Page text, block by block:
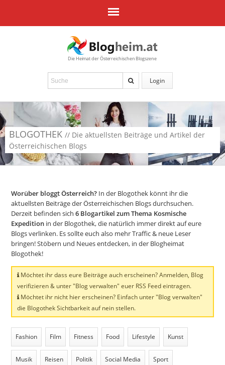
Die Heimat der Österreichischen Blogszene
Login
BLOGOTHEK // Die aktuellsten Beiträge und Artikel der
Österreichischen Blogs
Worüber bloggt Österreich? In der Blogothek könnt ihr die
aktuellsten Beiträge der Österreichischen Blogs durchsuchen.
Derzeit befinden sich6 Blogartikel zum Thema Kosmische
Expedition in der Blogothek, die natürlich immer direkt auf eure
Blogs verlinken. Es sollte euch also mehr Traffic & neue Leser
bringen! Stöbern und Neues entdecken, in der Blogheimat
Blogothek!
Möchtet ihr dass eure Beiträge auch erscheinen? Anmelden, Blog
verifizieren & unter "Blog verwalten" euer RSS Feed eintragen.
Möchtet ihr nicht hier erscheinen? Einfach unter "Blog verwalten"
die Blogothek Sichtbarkeit auf nein stellen.
Fashion Film Fitness Food Lifestyle Kunst
Musik Reisen Politik Social Media Sport